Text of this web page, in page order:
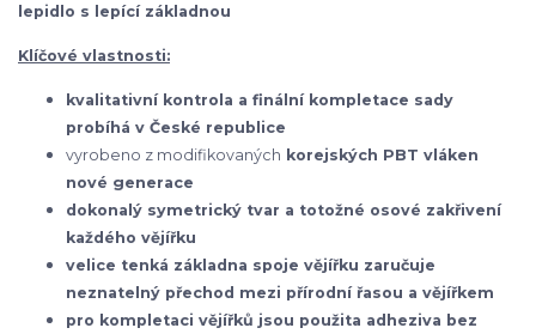
lepidlo s lepící základnou
Klíčové vlastnosti:
kvalitativní kontrola a finální kompletace sady
probíhá v České republice
vyrobeno z modifikovaných korejských PBT vláken
nové generace
dokonalý symetrický tvar a totožné osové zakřivení
každého vějířku
velice tenká základna spoje vějířku zaručuje
neznatelný přechod mezi přírodní řasou a vějířkem
pro kompletaci vějířků jsou použita adheziva bez